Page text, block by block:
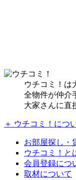
ウチコミ！は
全物件が仲介
大家さんに直
＋ ウチコミ！につ
お部屋探し・
ウチコミ！と
会員登録につ
取材について